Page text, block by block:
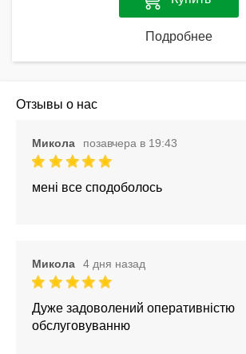
Подробнее
Отзывы о нас
Микола позавчера в 19:43
мені все сподоболось
Микола 4 дня назад
Дуже задоволений оперативністю
обслуговуванню